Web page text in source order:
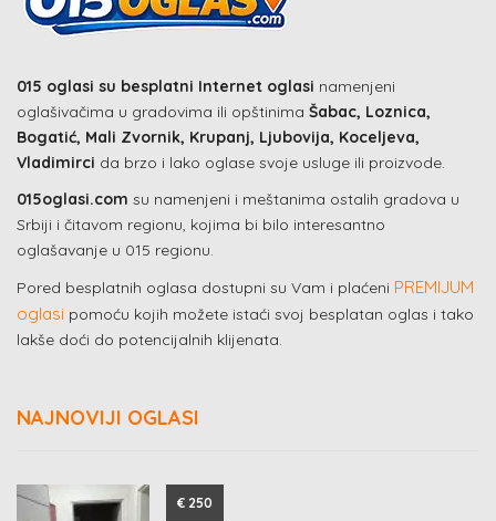
015 oglasi su besplatni Internet oglasi namenjeni
oglašivačima u gradovima ili opštinima Šabac, Loznica,
Bogatić, Mali Zvornik, Krupanj, Ljubovija, Koceljeva,
Vladimirci da brzo i lako oglase svoje usluge ili proizvode.
015oglasi.com su namenjeni i meštanima ostalih gradova u
Srbiji i čitavom regionu, kojima bi bilo interesantno
oglašavanje u 015 regionu.
Pored besplatnih oglasa dostupni su Vam i plaćeni PREMIJUM
oglasi pomoću kojih možete istaći svoj besplatan oglas i tako
lakše doći do potencijalnih klijenata.
NAJNOVIJI OGLASI
€ 250